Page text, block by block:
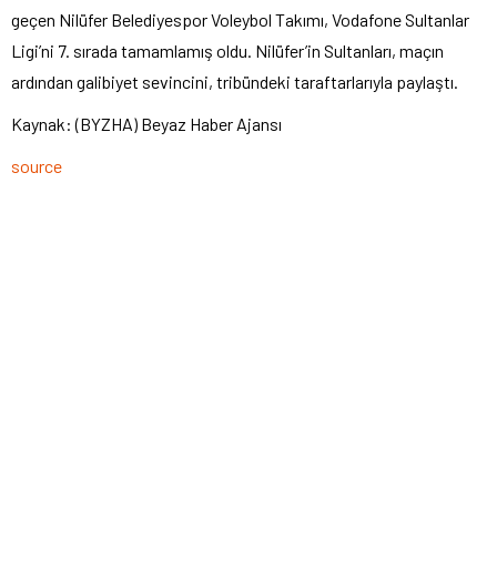
geçen Nilüfer Belediyespor Voleybol Takımı, Vodafone Sultanlar
Ligi’ni 7. sırada tamamlamış oldu. Nilüfer’in Sultanları, maçın
ardından galibiyet sevincini, tribündeki taraftarlarıyla paylaştı.
Kaynak: (BYZHA) Beyaz Haber Ajansı
source